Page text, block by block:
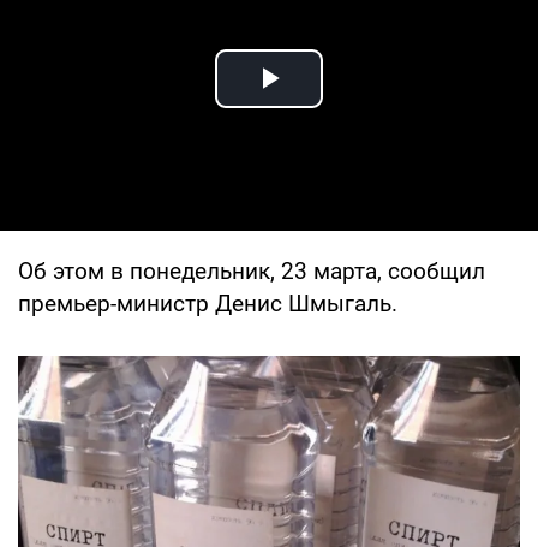
Play Video
Об этом в понедельник, 23 марта, сообщил
премьер-министр Денис Шмыгаль.